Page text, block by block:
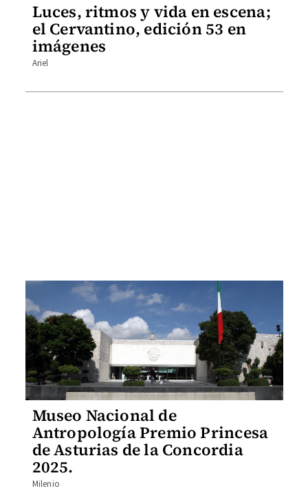
Luces, ritmos y vida en escena;
el Cervantino, edición 53 en
imágenes
Ariel
Museo Nacional de
Antropología Premio Princesa
de Asturias de la Concordia
2025.
Milenio